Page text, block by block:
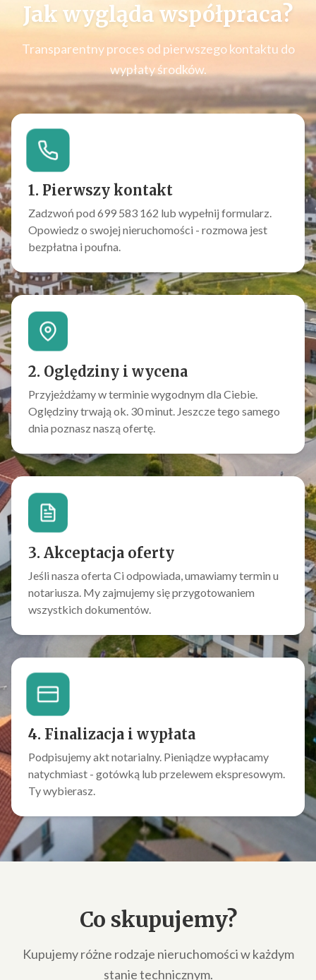
Jak wygląda współpraca?
Transparentny proces od pierwszego kontaktu do
wypłaty środków.
1. Pierwszy kontakt
Zadzwoń pod 699 583 162 lub wypełnij formularz.
Opowiedz o swojej nieruchomości - rozmowa jest
bezpłatna i poufna.
2. Oględziny i wycena
Przyjeżdżamy w terminie wygodnym dla Ciebie.
Oględziny trwają ok. 30 minut. Jeszcze tego samego
dnia poznasz naszą ofertę.
3. Akceptacja oferty
Jeśli nasza oferta Ci odpowiada, umawiamy termin u
notariusza. My zajmujemy się przygotowaniem
wszystkich dokumentów.
4. Finalizacja i wypłata
Podpisujemy akt notarialny. Pieniądze wypłacamy
natychmiast - gotówką lub przelewem ekspresowym.
Ty wybierasz.
Co skupujemy?
Kupujemy różne rodzaje nieruchomości w każdym
stanie technicznym.